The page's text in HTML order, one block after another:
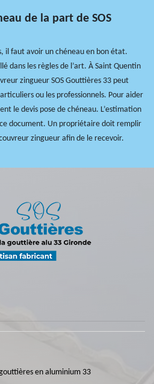
de la part de SOS
il faut avoir un chéneau en bon état.
dans les règles de l’art. À Saint Quentin
zingueur SOS Gouttières 33 peut
ou les professionnels. Pour aider
le devis pose de chéneau. L’estimation
document. Un propriétaire doit remplir
zingueur afin de le recevoir.
en aluminium 33